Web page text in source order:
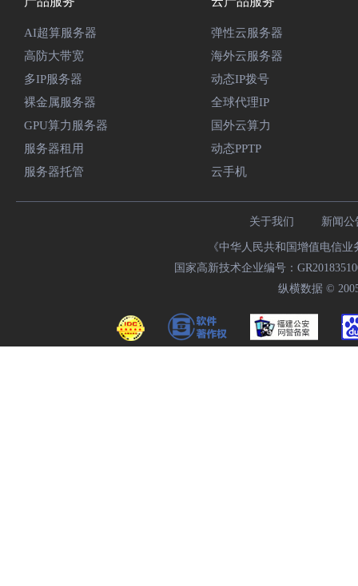
AI超算服务器
高防大带宽
多IP服务器
裸金属服务器
GPU算力服务器
服务器租用
服务器托管
弹性云服务器
海外云服务器
动态IP拨号
全球代理IP
国外云算力
动态PPTP
云手机
关于我们 新闻公
《中华人民共和国增值电信
国家高新技术企业编号：
纵横数据 ©